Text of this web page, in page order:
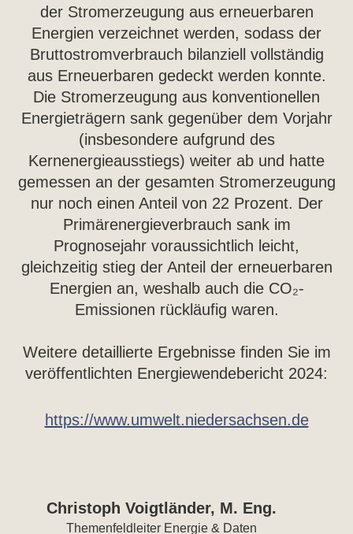
der Stromerzeugung aus erneuerbaren
Energien verzeichnet werden, sodass der
Bruttostromverbrauch bilanziell vollständig
aus Erneuerbaren gedeckt werden konnte.
Die Stromerzeugung aus konventionellen
Energieträgern sank gegenüber dem Vorjahr
(insbesondere aufgrund des
Kernenergieausstiegs) weiter ab und hatte
gemessen an der gesamten Stromerzeugung
nur noch einen Anteil von 22 Prozent. Der
Primärenergieverbrauch sank im
Prognosejahr voraussichtlich leicht,
gleichzeitig stieg der Anteil der erneuerbaren
Energien an, weshalb auch die CO₂-
Emissionen rückläufig waren.
Weitere detaillierte Ergebnisse finden Sie im
veröffentlichten Energiewendebericht 2024:
https://www.umwelt.niedersachsen.de
Christoph Voigtländer, M. Eng.
Themenfeldleiter Energie & Daten